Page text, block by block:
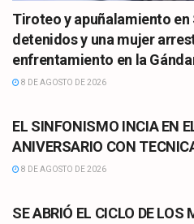
Tiroteo y apuñalamiento
detenidos y una mujer
enfrentamiento en la
8 DE AGOSTO DE 2026
EL SINFONISMO INCIA EN
ANIVERSARIO CON
8 DE AGOSTO DE 2026
SE ABRIÓ EL CICLO DE